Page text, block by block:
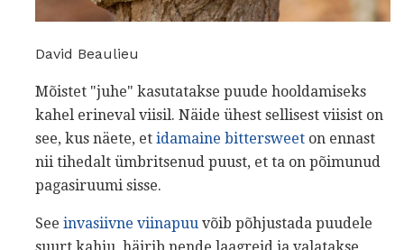
David Beaulieu
Mõistet "juhe" kasutatakse puude hooldamiseks
kahel erineval viisil. Näide ühest sellisest viisist on
see, kus näete, et idamaine bittersweet on ennast
nii tihedalt ümbritsenud puust, et ta on põimunud
pagasiruumi sisse.
See invasiivne viinapuu võib põhjustada puudele
suurt kahju, häirib nende laagreid ja valatakse